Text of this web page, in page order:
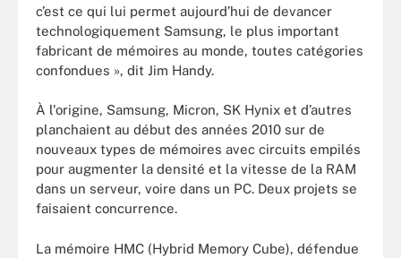
c’est ce qui lui permet aujourd’hui de devancer
technologiquement Samsung, le plus important
fabricant de mémoires au monde, toutes catégories
confondues », dit Jim Handy.
À l'origine, Samsung, Micron, SK Hynix et d’autres
planchaient au début des années 2010 sur de
nouveaux types de mémoires avec circuits empilés
pour augmenter la densité et la vitesse de la RAM
dans un serveur, voire dans un PC. Deux projets se
faisaient concurrence.
La mémoire HMC (Hybrid Memory Cube), défendue